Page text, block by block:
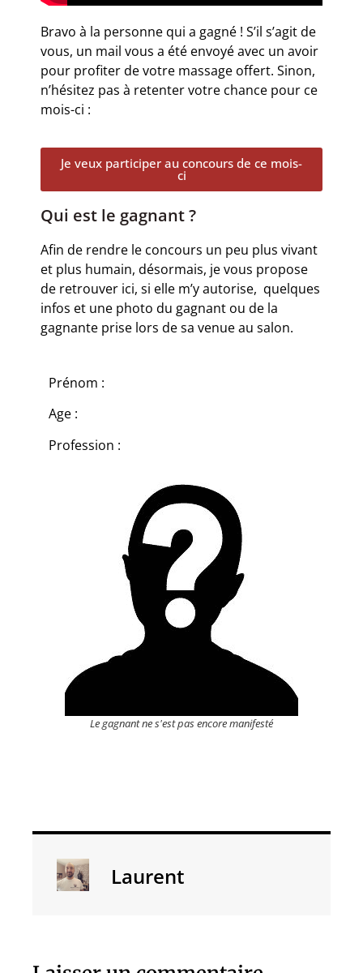
Bravo à la personne qui a gagné ! S’il s’agit de
vous, un mail vous a été envoyé avec un avoir
pour profiter de votre massage offert. Sinon,
n’hésitez pas à retenter votre chance pour ce
mois-ci :
Je veux participer au concours de ce mois-
ci
Qui est le gagnant ?
Afin de rendre le concours un peu plus vivant
et plus humain, désormais, je vous propose
de retrouver ici, si elle m’y autorise, quelques
infos et une photo du gagnant ou de la
gagnante prise lors de sa venue au salon.
Prénom :
Age :
Profession :
Le gagnant ne s'est pas encore manifesté
Laurent